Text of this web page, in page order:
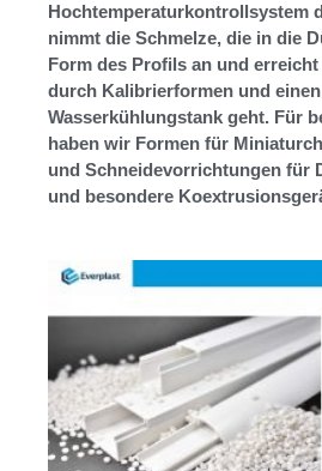
Hochtemperaturkontrollsystem
nimmt die Schmelze, die in die
Form des Profils an und
durch Kalibrierformen und einen
Wasserkühlungstank geht. Für
haben wir Formen für
und Schneidevorrichtungen für
und besondere